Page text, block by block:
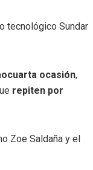
tecnológico Sundar
ocasión,
repiten por
Zoe Saldaña y el